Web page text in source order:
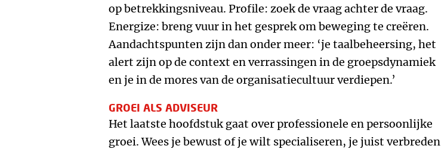
op betrekkingsniveau. Profile: zoek de vraag achter de vraag.
Energize: breng vuur in het gesprek om beweging te creëren.
Aandachtspunten zijn dan onder meer: ‘je taalbeheersing, het
alert zijn op de context en verrassingen in de groepsdynamiek
en je in de mores van de organisatiecultuur verdiepen.’
GROEI ALS ADVISEUR
Het laatste hoofdstuk gaat over professionele en persoonlijke
groei. Wees je bewust of je wilt specialiseren, je juist verbreden